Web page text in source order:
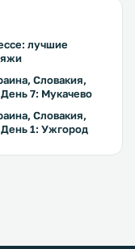
лучшие
Словакия,
7: Мукачево
Словакия,
1: Ужгород